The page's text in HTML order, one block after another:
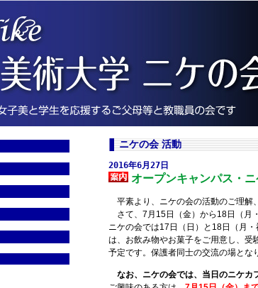
ニケの会 活動
2016年6月27日
オープンキャンパス・
平素より、ニケの会の活動のご理解
さて、7月15日（金）から18日（月
ニケの会では17日（日）と18日（月・
は、お飲み物やお菓子をご用意し、受
予定です。保護者同士の交流の場とな
なお、ニケの会では、当日のニケカ